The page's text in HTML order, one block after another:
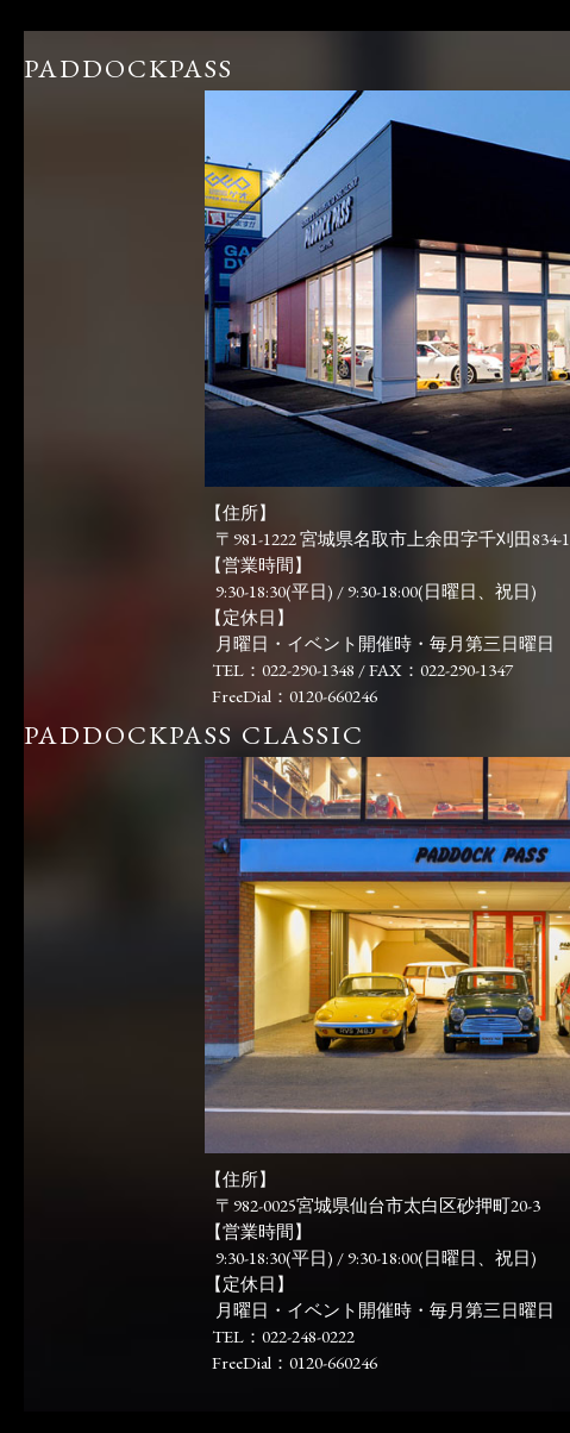
PADDOCKPASS
【住所】
〒981-1222 宮城県名取市上余田字千刈田834-1
【営業時間】
9:30-18:30(平日) / 9:30-18:00(日曜日、祝日)
【定休日】
月曜日・イベント開催時・毎月第三日曜日
TEL：022-290-1348 / FAX：022-290-1347
FreeDial：0120-660246
PADDOCKPASS CLASSIC
【住所】
〒982-0025宮城県仙台市太白区砂押町20-3
【営業時間】
9:30-18:30(平日) / 9:30-18:00(日曜日、祝日)
【定休日】
月曜日・イベント開催時・毎月第三日曜日
TEL：022-248-0222
FreeDial：0120-660246